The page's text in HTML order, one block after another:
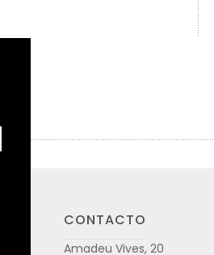
CONTACTO
Amadeu Vives, 20